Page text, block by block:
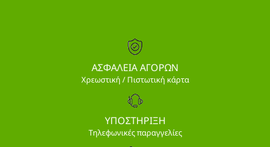
ΑΣΦΑΛΕΙΑ ΑΓΟΡΩΝ
Χρεωστική / Πιστωτική κάρτα
ΥΠΟΣΤΗΡΙΞΗ
Τηλεφωνικές παραγγελίες